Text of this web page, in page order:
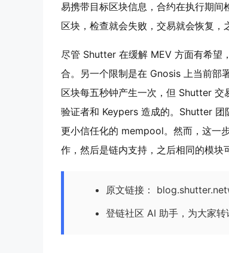
易携带目标区块信息，合约在执行期
区块，检查就会失败，交易就会恢复，
尽管 Shutter 在缓解 MEV 方面有希望
合。另一个限制是在 Gnosis 上当前部
区块每五秒钟产生一次，但 Shutter 交
验证者和 Keypers 造成的。Shutter 团
更小信任化的 mempool。然而，这一
作，然后是链内支持，之后相同的模块
原文链接：
登链社区 AI 助手，为大家